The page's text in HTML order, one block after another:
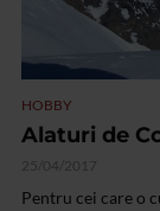
HOBBY
Alaturi de
25/04/2017
Pentru cei care o